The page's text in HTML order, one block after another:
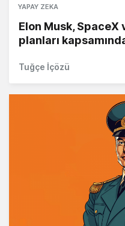
YAPAY ZEKA
Elon Musk,
planları
Tuğçe İçözü